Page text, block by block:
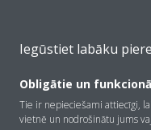
Risinājumi
Kontaktinformācija
Iegūstiet labāku
Obligātie un
Tie ir nepieciešami attiecīgi,
vietnē un nodrošinātu jums